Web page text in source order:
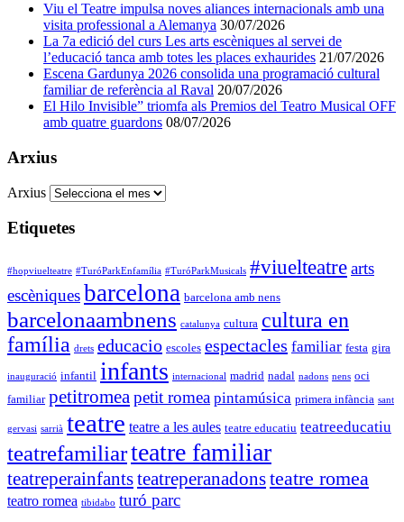
Viu el Teatre impulsa noves aliances internacionals amb una
visita professional a Alemanya 30/07/2026
La 7a edició del curs Les arts escèniques al servei de
l’educació tanca amb totes les places exhaurides 21/07/2026
Escena Gardunya 2026 consolida una programació cultural
familiar de referència al Raval 20/07/2026
El Hilo Invisible” triomfa als Premios del Teatro Musical OFF
amb quatre guardons 08/07/2026
Arxius
Arxius
Etiquetes
#hopviuelteatre #TuróParkEnfamília #TuróParkMusicals #viuelteatrearts
escèniquesbarcelona barcelona amb nens
barcelonaambnens catalunya cultura cultura en
família drets educacio escoles espectacles familiar festa gira
inauguració infantil infants internacional madrid nadal nadons nens oci
familiar petitromeapetit romea pintamúsica primera infància sant
gervasi sarrià teatre teatre a les aules teatre educatiu teatreeducatiu
teatrefamiliarteatre familiar
teatreperainfantsteatreperanadonsteatre romea
teatro romea tibidabo turó parc